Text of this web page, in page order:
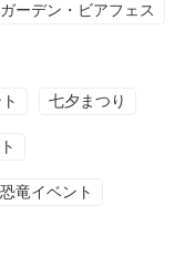
ーデン・ビアフェス
七夕まつり
恐竜イベント